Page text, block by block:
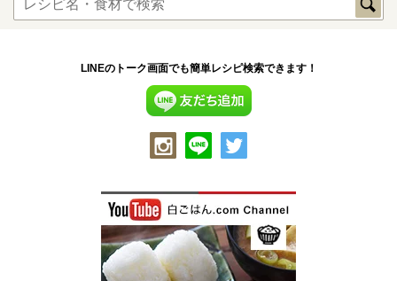
LINEのトーク画面でも簡単レシピ検索できます！